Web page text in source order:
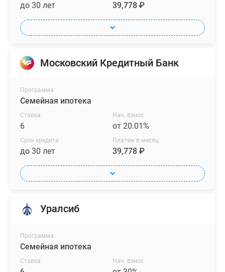
до 30 лет 39,778 ₽
Московский Кредитный Банк
Программа
Семейная ипотека
Ставка
6
Нач. взнос
от 20.01%
Срок кредита
до 30 лет
Платеж в месяц
39,778 ₽
Уралсиб
Программа
Семейная ипотека
Ставка Нач. взнос